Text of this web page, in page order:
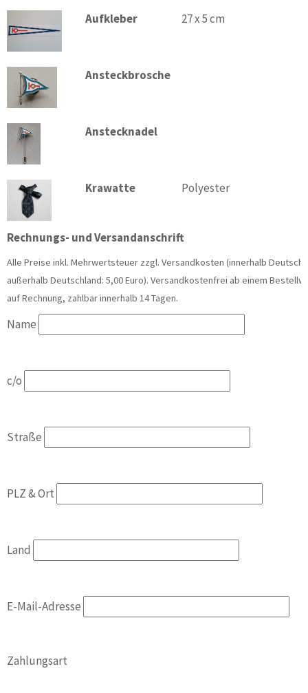
Aufkleber 27 x 5 cm
Ansteckbrosche
Anstecknadel
Krawatte Polyester
Rechnungs- und Versandanschrift
Alle Preise inkl. Mehrwertsteuer zzgl. Versandkosten (innerhalb
außerhalb Deutschland: 5,00 Euro). Versandkostenfrei ab einem
auf Rechnung, zahlbar innerhalb 14 Tagen.
Name
c/o
Straße
PLZ & Ort
Land
E-Mail-Adresse
Zahlungsart